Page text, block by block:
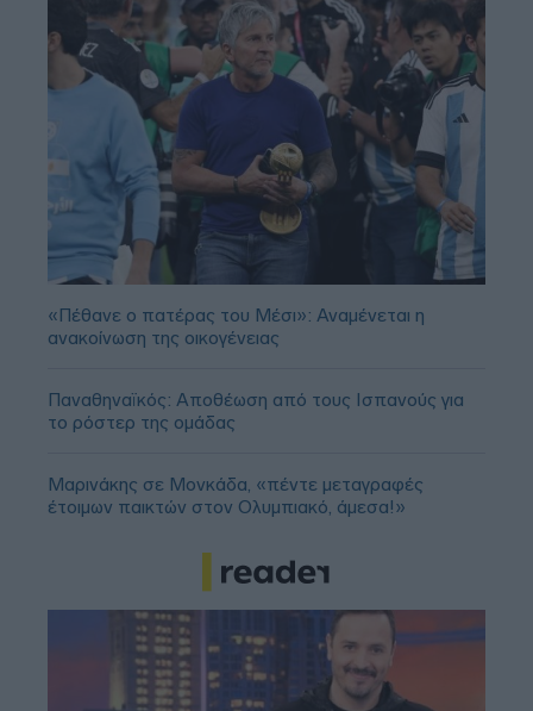
«Πέθανε ο πατέρας του Μέσι»: Αναμένεται η
ανακοίνωση της οικογένειας
Παναθηναϊκός: Αποθέωση από τους Ισπανούς για
το ρόστερ της ομάδας
Μαρινάκης σε Μονκάδα, «πέντε μεταγραφές
έτοιμων παικτών στον Ολυμπιακό, άμεσα!»